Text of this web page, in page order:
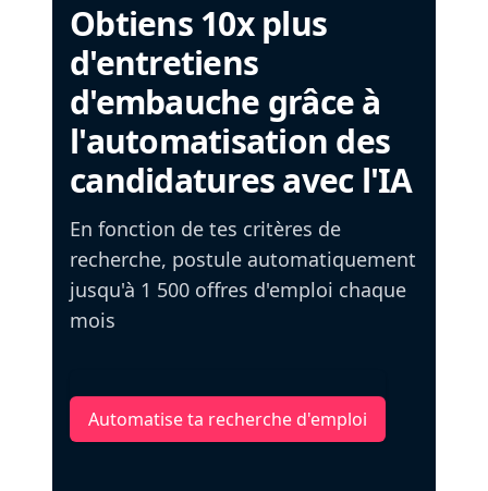
Obtiens 10x plus
d'entretiens
d'embauche grâce à
l'automatisation des
candidatures avec l'IA
En fonction de tes critères de
recherche, postule automatiquement
jusqu'à 1 500 offres d'emploi chaque
mois
Automatise ta recherche d'emploi